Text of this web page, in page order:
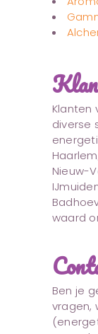
Klanten
diverse
Nieuw-
waard
Ben je
vragen,